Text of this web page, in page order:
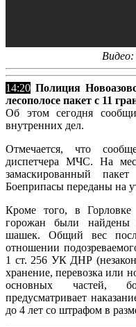
14:20 Полиция
лесополосе пакет с 11
Об этом сегодня
внутренних дел.
Отмечается, что
диспетчера МЧС. На
замаскированный
Боеприпасы переданы на
Кроме того, в
горожан были найдены
шашек. Общий вес
отношении
1 ст. 256 УК ДНР
хранение, перевозка или
основных частей,
предусматривает
до 4 лет со штрафом в